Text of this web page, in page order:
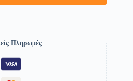
Πληρωμές